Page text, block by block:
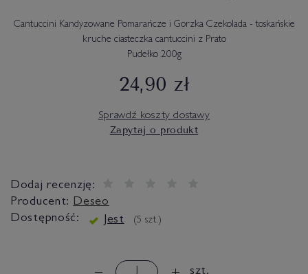
Cantuccini Kandyzowane Pomarańcze i Gorzka Czekolada - toskańskie
kruche ciasteczka cantuccini z Prato
Pudełko 200g
24,90 zł
Sprawdź koszty dostawy
Zapytaj o produkt
Dodaj recenzję:
Producent: Deseo
Dostępność:
Jest (5 szt.)